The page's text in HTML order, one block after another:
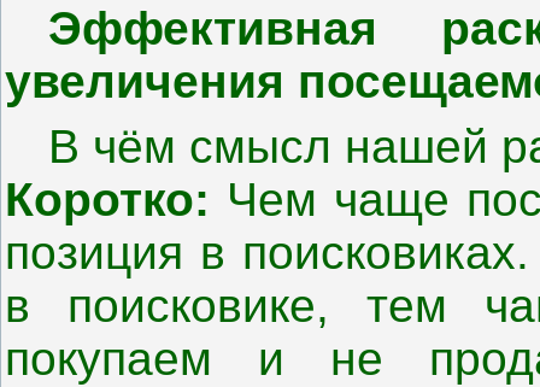
Эффективная
увеличения
В чём смысл нашей
Коротко: Чем чаще
позиция в
в поисковике, тем
покупаем и не